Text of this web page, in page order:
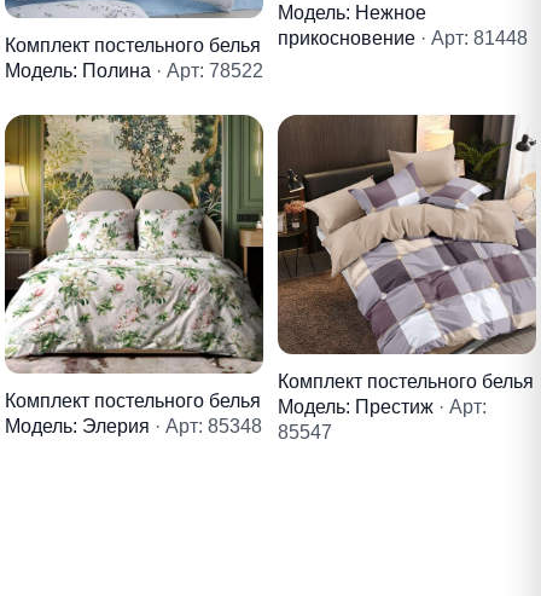
Комплект постельного белья
Модель: Полина · Арт: 78522
Модель: Нежное
прикосновение · Арт: 81448
Комплект постельного белья
Модель: Элерия · Арт: 85348
Комплект постельного белья
Модель: Престиж · Арт:
85547